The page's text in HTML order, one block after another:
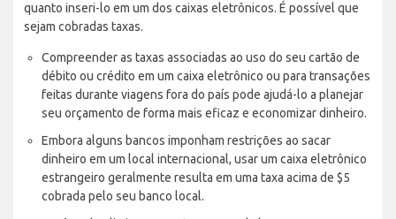
quanto inseri-lo em um dos caixas eletrônicos. É possível que
sejam cobradas taxas.
Compreender as taxas associadas ao uso do seu cartão de
débito ou crédito em um caixa eletrônico ou para transações
feitas durante viagens fora do país pode ajudá-lo a planejar
seu orçamento de forma mais eficaz e economizar dinheiro.
Embora alguns bancos imponham restrições ao sacar
dinheiro em um local internacional, usar um caixa eletrônico
estrangeiro geralmente resulta em uma taxa acima de $5
cobrada pelo seu banco local.